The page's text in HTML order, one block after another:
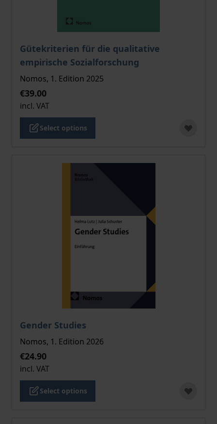
Gütekriterien für die qualitative
empirische Sozialforschung
The price depends on the options chosen on the
Nomos, 1. Edition 2025
€39.00
incl. VAT
Select options
Gender Studies
The price depends on the options chosen on the
Nomos, 1. Edition 2026
€24.90
incl. VAT
Select options